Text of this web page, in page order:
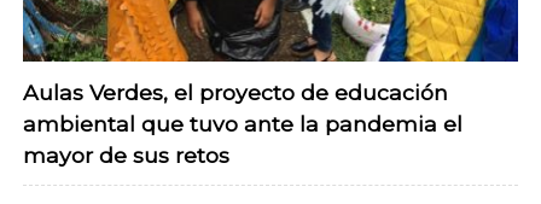
Aulas Verdes, el proyecto de educación
ambiental que tuvo ante la pandemia el
mayor de sus retos